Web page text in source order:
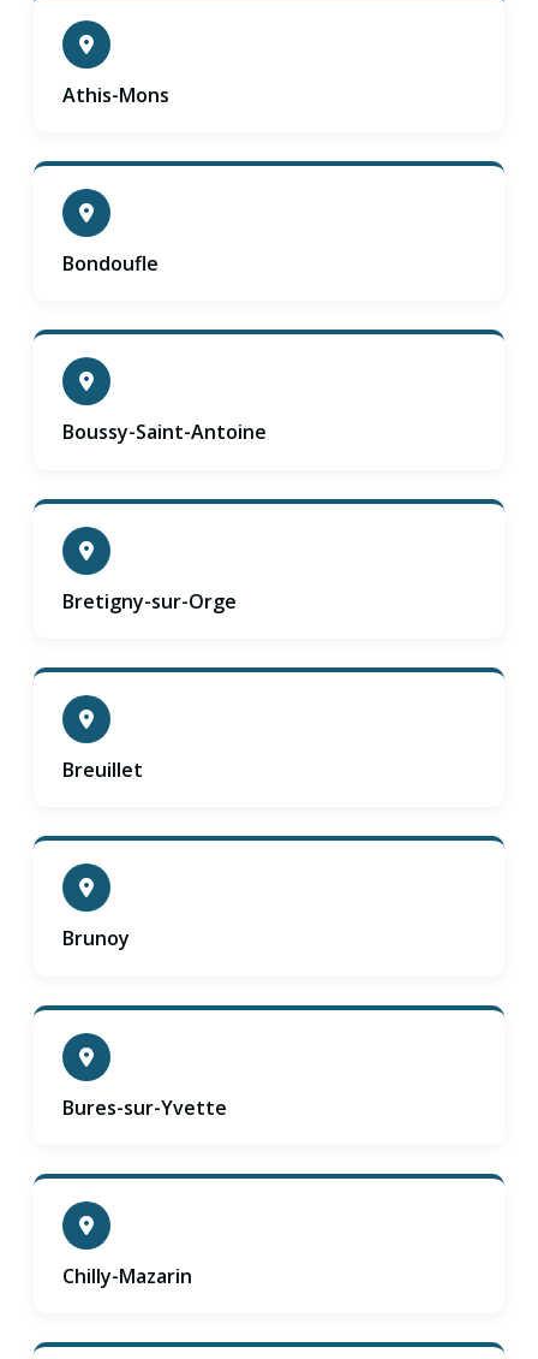
Athis-Mons
Bondoufle
Boussy-Saint-Antoine
Bretigny-sur-Orge
Breuillet
Brunoy
Bures-sur-Yvette
Chilly-Mazarin